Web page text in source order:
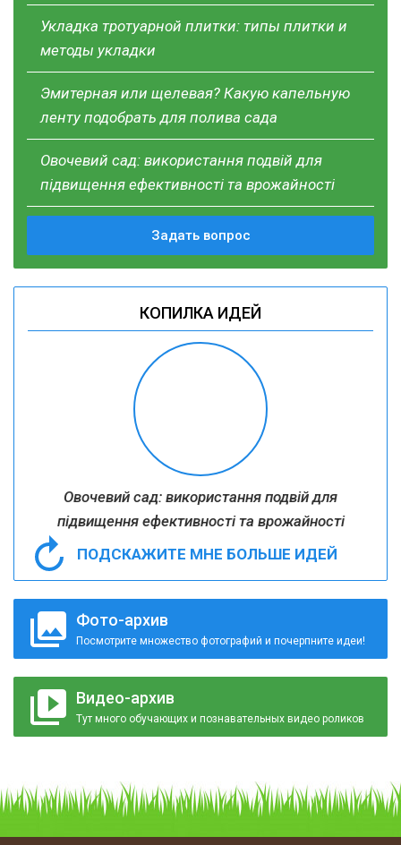
Укладка тротуарной плитки: типы плитки и
методы укладки
Эмитерная или щелевая? Какую капельную
ленту подобрать для полива сада
Овочевий сад: використання подвій для
підвищення ефективності та врожайності
Задать вопрос
КОПИЛКА ИДЕЙ
Овочевий сад: використання подвій для
підвищення ефективності та врожайності
ПОДСКАЖИТЕ МНЕ БОЛЬШЕ ИДЕЙ
Фото-архив
Посмотрите множество фотографий и почерпните идеи!
Видео-архив
Тут много обучающих и познавательных видео роликов